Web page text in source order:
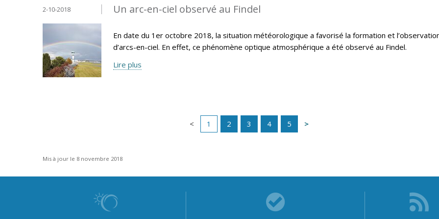
Un arc-en-ciel observé au Findel
2-10-2018
En date du 1er octobre 2018, la situation météorologique a favorisé la formation et
d’arcs-en-ciel. En effet, ce phénomène optique atmosphérique a été observé au Findel.
Lire plus
1 2 3 4 5
Mis à jour le 8 novembre 2018